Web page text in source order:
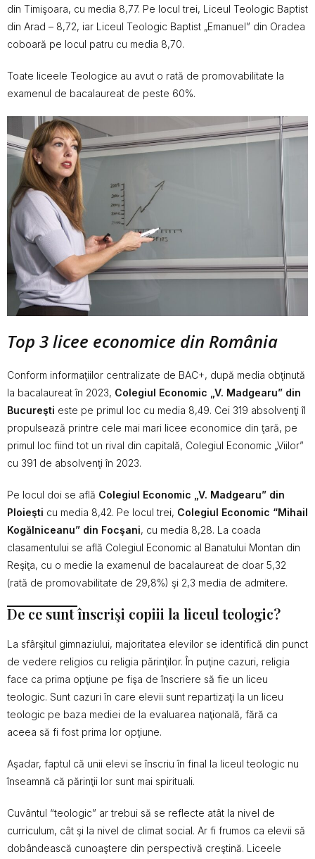
din Timişoara, cu media 8,77. Pe locul trei, Liceul Teologic Baptist
din Arad – 8,72, iar Liceul Teologic Baptist „Emanuel” din Oradea
coboară pe locul patru cu media 8,70.
Toate liceele Teologice au avut o rată de promovabilitate la
examenul de bacalaureat de peste 60%.
Top 3 licee economice din România
Conform informaţiilor centralizate de BAC+, după media obţinută
la bacalaureat în 2023, Colegiul Economic „V. Madgearu” din
Bucureşti este pe primul loc cu media 8,49. Cei 319 absolvenţi îl
propulsează printre cele mai mari licee economice din ţară, pe
primul loc fiind tot un rival din capitală, Colegiul Economic „Viilor”
cu 391 de absolvenţi în 2023.
Pe locul doi se află Colegiul Economic „V. Madgearu” din
Ploieşti cu media 8,42. Pe locul trei, Colegiul Economic “Mihail
Kogălniceanu” din Focşani, cu media 8,28. La coada
clasamentului se află Colegiul Economic al Banatului Montan din
Reşiţa, cu o medie la examenul de bacalaureat de doar 5,32
(rată de promovabilitate de 29,8%) şi 2,3 media de admitere.
De ce sunt înscrişi copiii la liceul teologic?
La sfârşitul gimnaziului, majoritatea elevilor se identifică din punct
de vedere religios cu religia părinţilor. În puţine cazuri, religia
face ca prima opţiune pe fişa de înscriere să fie un liceu
teologic. Sunt cazuri în care elevii sunt repartizaţi la un liceu
teologic pe baza mediei de la evaluarea naţională, fără ca
aceea să fi fost prima lor opţiune.
Aşadar, faptul că unii elevi se înscriu în final la liceul teologic nu
înseamnă că părinţii lor sunt mai spirituali.
Cuvântul “teologic” ar trebui să se reflecte atât la nivel de
curriculum, cât şi la nivel de climat social. Ar fi frumos ca elevii să
dobândească cunoaştere din perspectivă creştină. Liceele